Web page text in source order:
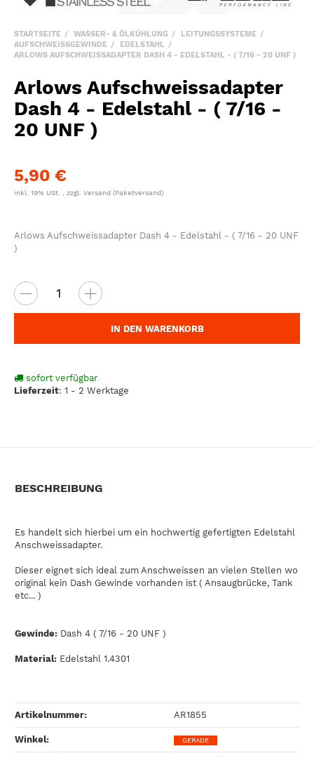
STARTSEITE WASSER- & ÖLKÜHLUNG
LEITUNGSSYSTEME
AUFSCHWEISSGEWINDE
EDELSTAHL
ARLOWS AUFSCHWEISSADAPTER DASH 4 - EDELSTAHL - ( 7/16 - 20 UNF )
Arlows Aufschweissadapter
Dash 4 - Edelstahl - ( 7/16 -
20 UNF )
5,90 €
inkl. 19% USt. , zzgl. Versand (Paketversand)
Arlows Aufschweissadapter Dash 4 - Edelstahl - ( 7/16 - 20 UNF
)
IN DEN WARENKORB
sofort verfügbar
Lieferzeit: 1 - 2 Werktage
BESCHREIBUNG
Es handelt sich hierbei um ein hochwertig gefertigten Edelstahl
Anschweissadapter.
Dieser eignet sich ideal zum Anschweissen an vielen Stellen wo
original kein Dash Gewinde vorhanden ist ( Ansaugbrücke, Tank
etc... )
Gewinde: Dash 4 ( 7/16 - 20 UNF )
Material: Edelstahl 1.4301
Artikelnummer: AR1855
Winkel‍: GERADE